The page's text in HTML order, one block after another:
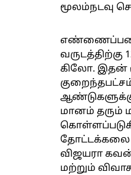
மூலம்நடவு
எண்ணைப்பனை
கிலோ. இதன்
மானம் தரும்
தோட்டக்கலை
விஜயரா
மற்றும்